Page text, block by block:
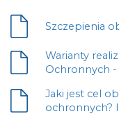
Szczepienia
się
w
nowej
Warianty
Ochronnych
się
w
Jaki jest cel
ochronnych?